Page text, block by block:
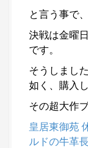
と言う事で、
決戦は金曜
です。
そうしまし
如く、購入
その超大作
皇居東御苑
ルドの牛革